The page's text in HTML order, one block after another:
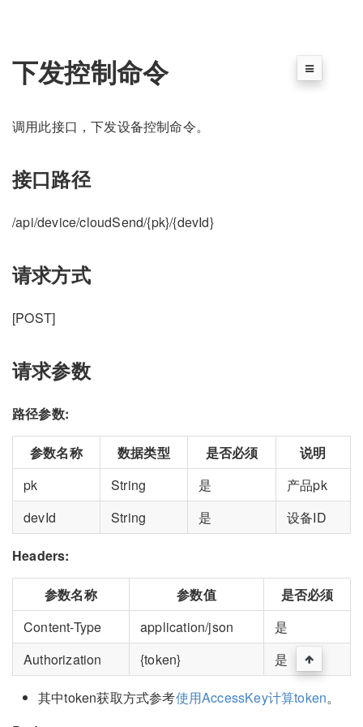
下发控制命令
调用此接口，下发设备控制命令。
接口路径
/api/device/cloudSend/{pk}/{devId}
请求方式
[POST]
请求参数
路径参数:
参数名称 数据类型 是否必须
说明
pk
String 是
产品pk
devId
String 是 设备ID
Headers:
参数名称 参数值
是否必须
Content-Type
application/json
是
Authorization
{token} 是
其中token获取方式参考使用AccessKey计算token。